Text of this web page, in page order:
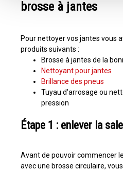
brosse à jantes
Pour nettoyer vos jantes vous
produits suivants :
Brosse à jantes de la
Nettoyant pour jantes
Brillance des pneus
Tuyau d'arrosage ou
pression
Étape 1 : enlever la
Avant de pouvoir commencer
avec une brosse circulaire,